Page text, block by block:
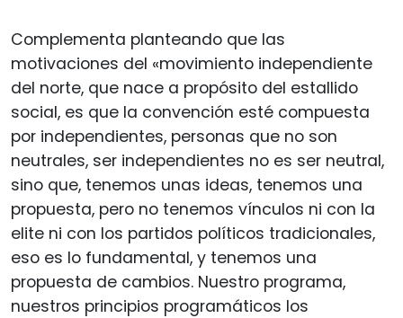
Complementa planteando que las
motivaciones del «movimiento independiente
del norte, que nace a propósito del estallido
social, es que la convención esté compuesta
por independientes, personas que no son
neutrales, ser independientes no es ser neutral,
sino que, tenemos unas ideas, tenemos una
propuesta, pero no tenemos vínculos ni con la
elite ni con los partidos políticos tradicionales,
eso es lo fundamental, y tenemos una
propuesta de cambios. Nuestro programa,
nuestros principios programáticos los